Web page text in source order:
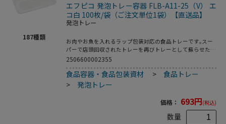
187種類
エフピコ 発泡トレー容器 FLB-A11-25（V） エ
コ白 100枚/袋（ご注文単位1袋）【直送品】
発泡トレー
お肉やお魚を入れるラップ包装対応の食品トレーです｡スー
パーで店頭回収されたトレーを再びトレーとして蘇らせたリ
サイクルトレーです｡●電子レンジ使用不可●オーブン使用
不可●耐熱温度:80℃●入数:100枚
2506600002355
食品容器・食品包装資材 >食品トレー
> 発泡トレー
価格： 693円(税込)
数量